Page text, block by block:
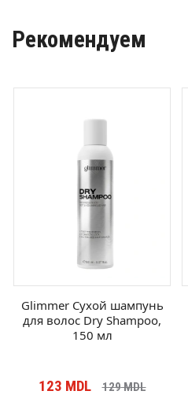
Рекомендуем
Glimmer Сухой шампунь
для волос Dry Shampoo,
150 мл
123MDL 129MDL